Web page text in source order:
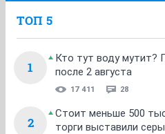
ТОП 5
1
Кто тут воду мутит?
после 2 августа
17 411 28
2
Стоит меньше 500
торги выставили